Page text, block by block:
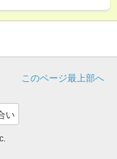
このページ最上部へ